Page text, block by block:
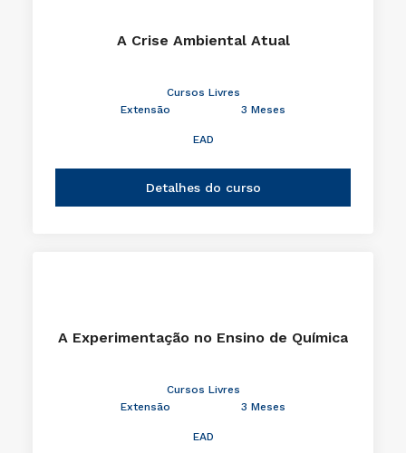
A Crise Ambiental Atual
Cursos Livres
Extensão
3 Meses
EAD
Detalhes do curso
A Experimentação no Ensino de Química
Cursos Livres
Extensão
3 Meses
EAD